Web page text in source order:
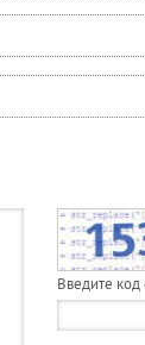
Введите код